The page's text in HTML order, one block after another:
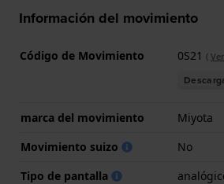
Información del movimiento
Código de Movimiento 0S21 (
marca del movimiento
Miyota
Movimiento suizo
No
Tipo de pantalla